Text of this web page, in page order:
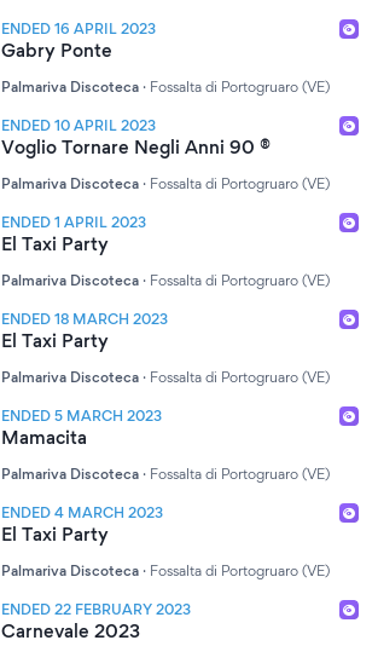
ENDED 16 APRIL 2023
Gabry Ponte
Palmariva Discoteca · Fossalta di Portogruaro (VE)
ENDED 10 APRIL 2023
Voglio Tornare Negli Anni 90 ®
Palmariva Discoteca · Fossalta di Portogruaro (VE)
ENDED 1 APRIL 2023
El Taxi Party
Palmariva Discoteca · Fossalta di Portogruaro (VE)
ENDED 18 MARCH 2023
El Taxi Party
Palmariva Discoteca · Fossalta di Portogruaro (VE)
ENDED 5 MARCH 2023
Mamacita
Palmariva Discoteca · Fossalta di Portogruaro (VE)
ENDED 4 MARCH 2023
El Taxi Party
Palmariva Discoteca · Fossalta di Portogruaro (VE)
ENDED 22 FEBRUARY 2023
Carnevale 2023